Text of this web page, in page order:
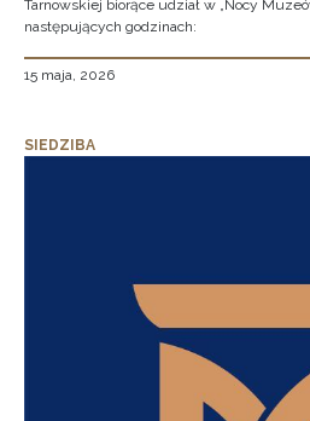
Tarnowskiej biorące udział w „Nocy
następujących godzinach:
15 maja, 2026
SIEDZIBA